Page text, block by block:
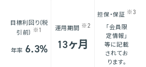
目標利回り(税
引前) ※1
年率 6.3%
運用期間 ※2
13ヶ月
担保・保証 ※3
「会員限
定情報」
等に記載
されてお
ります。